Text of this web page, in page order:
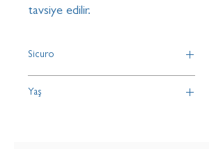
tavsiye edilir.
Sicuro
Yaş